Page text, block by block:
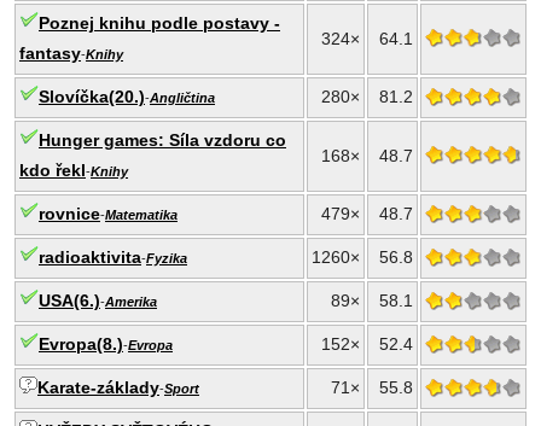
Poznej knihu podle postavy -
fantasy-Knihy
324× 64.1
Slovíčka(20.)-Angličtina 280× 81.2
Hunger games: Síla vzdoru co
kdo řekl-Knihy
168× 48.7
rovnice-Matematika 479× 48.7
radioaktivita-Fyzika 1260× 56.8
USA(6.)-Amerika 89× 58.1
Evropa(8.)-Evropa 152× 52.4
Karate-základy-Sport 71× 55.8